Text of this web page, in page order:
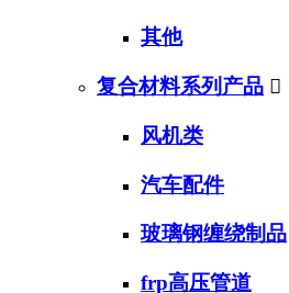
其他
复合材料系列产品 
风机类
汽车配件
玻璃钢缠绕制品
frp高压管道